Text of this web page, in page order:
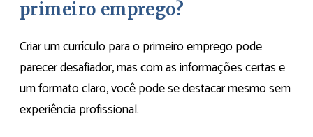
primeiro emprego?
Criar um currículo para o primeiro emprego pode
parecer desafiador, mas com as informações certas e
um formato claro, você pode se destacar mesmo sem
experiência profissional.